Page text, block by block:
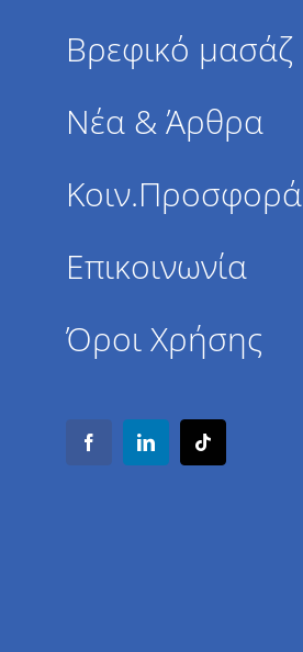
Βρεφικό μασάζ
Νέα & Άρθρα
Κοιν.Προσφορά
Επικοινωνία
Όροι Χρήσης
FacebookLinkedInTiktok